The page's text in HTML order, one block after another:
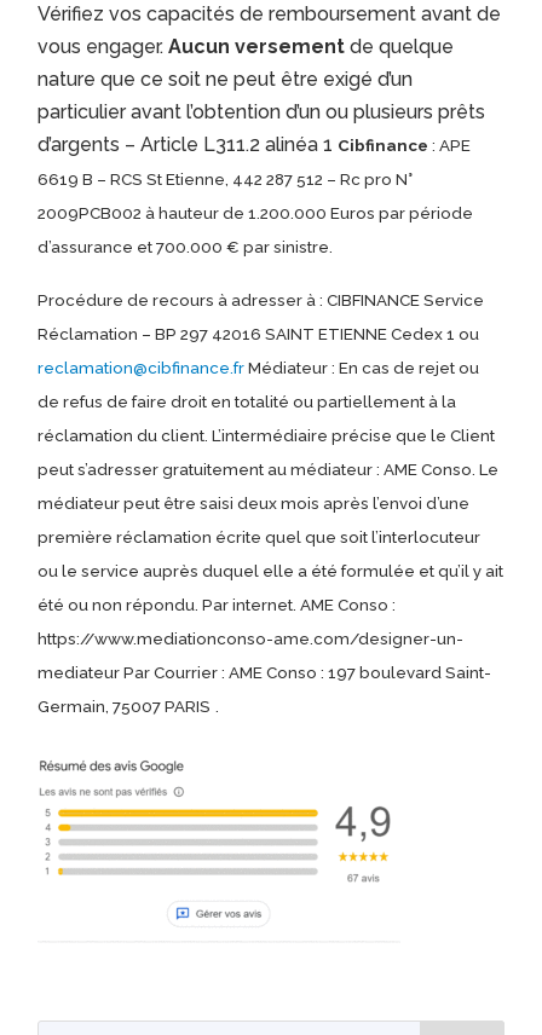
Vérifiez vos capacités de remboursement avant de
vous engager.Aucun versement de quelque
nature que ce soit ne peut être exigé d’un
particulier avant l’obtention d’un ou plusieurs prêts
d’argents – Article L311.2 alinéa 1 Cibfinance: APE
6619 B – RCS St Etienne, 442 287 512 – Rc pro N°
2009PCB002 à hauteur de 1.200.000 Euros par période
d’assurance et 700.000 € par sinistre.
Procédure de recours à adresser à : CIBFINANCE Service
Réclamation – BP 297 42016 SAINT ETIENNE Cedex 1 ou
reclamation@cibfinance.frMédiateur : En cas de rejet ou
de refus de faire droit en totalité ou partiellement à la
réclamation du client. L’intermédiaire précise que le Client
peut s’adresser gratuitement au médiateur : AME Conso. Le
médiateur peut être saisi deux mois après l’envoi d’une
première réclamation écrite quel que soit l’interlocuteur
ou le service auprès duquel elle a été formulée et qu’il y ait
été ou non répondu. Par internet. AME Conso :
https://www.mediationconso-ame.com/designer-un-
mediateur Par Courrier : AME Conso : 197 boulevard Saint-
Germain, 75007 PARIS